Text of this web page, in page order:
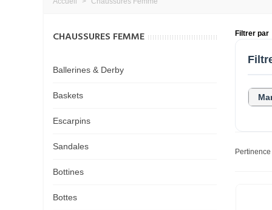
CHAUSSURES FEMME
Ballerines & Derby
Baskets
Escarpins
Sandales
Bottines
Bottes
Filtrer par
Pertinence